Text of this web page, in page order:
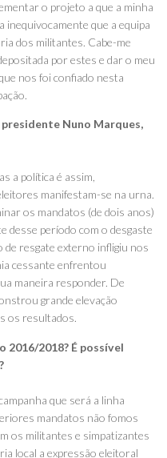
o projeto a que a minha
que a equipa
dos militantes. Cabe-me
por estes e dar o meu
nos foi confiado nesta
Nuno Marques,
a política é assim,
manifestam-se na urna.
os mandatos (de dois anos)
período com o desgaste
de resgate externo infligiu nos
cessante enfrentou
maneira responder. De
grande elevação
os resultados.
2016/2018? É possível
que será a linha
mandatos não fomos
os militantes e simpatizantes
local a expressão eleitoral